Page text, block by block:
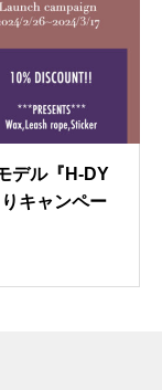
デル『H-DY
キャンペー